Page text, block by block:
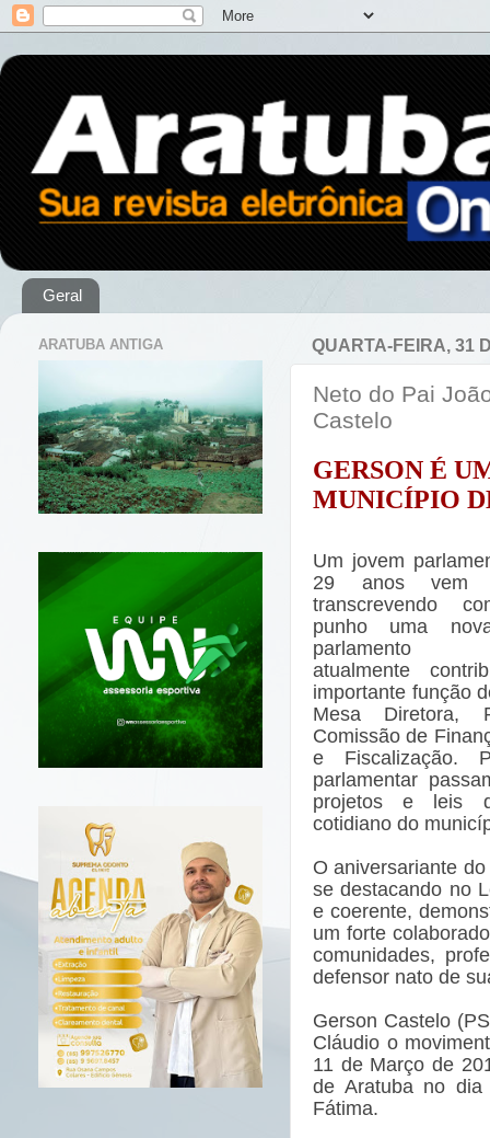
Geral
QUARTA-FEIRA, 31
Neto do Pai
Castelo
GERSON É
MUNICÍPIO
Um jovem
29 anos vem
transcrevendo
punho uma
parlamento
atualmente
importante função
Mesa Diretora,
Comissão de
e Fiscalização.
parlamentar
projetos e leis
cotidiano do
O aniversariante
se destacando no
e coerente,
um forte
comunidades,
defensor nato de
Gerson Castelo
Cláudio o
11 de Março de
de Aratuba no
Fátima.
ARATUBA ANTIGA